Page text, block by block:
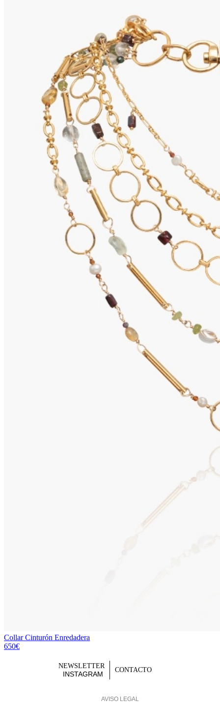
Collar Cinturón Enredadera
650€
NEWSLETTER
INSTAGRAM
CONTACTO
AVISO LEGAL